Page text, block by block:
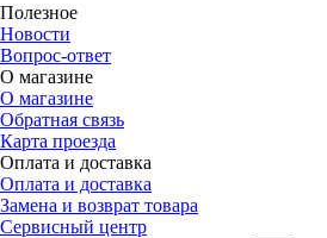
Полезное
Новости
Вопрос-ответ
О магазине
О магазине
Обратная связь
Карта проезда
Оплата и доставка
Оплата и доставка
Замена и возврат товара
Сервисный центр